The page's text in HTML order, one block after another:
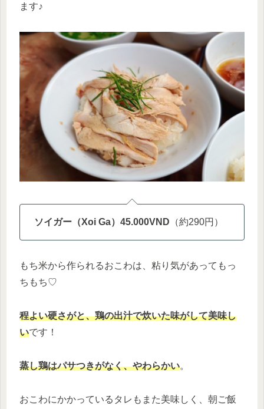
ます♪
ソイガー（Xoi Ga）45.000VND （約290円）
もち米から作られるおこわは、粘り気があってもっ
ちもち♡
程よい硬さがと、鶏の出汁で炊いた味がして美味し
いです！
蒸し鶏はパサつきがなく、やわらかい。
おこわにかかっているタレもまた美味しく、朝ご飯